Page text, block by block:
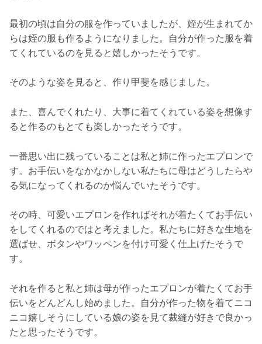
最初の頃は自分の服を作っていましたが、姪が生まれてか
らは姪の服も作るようになりました。自分が作った服を着
てくれているのを見ると嬉しかったそうです。
そのような姿を見ると、作り甲斐を感じました。
また、喜んでくれたり、大事に着てくれている姿を想像す
ると作るのもとても楽しかったそうです。
一番思い出に残っていることは私と姉に作ったエプロンで
す。お手伝いをなかなかしない私たちに母はどうしたらや
る気になってくれるのか悩んでいたそうです。
その時、可愛いエプロンを作ればそれが着たくてお手伝い
をしてくれるのではと考えました。私たちに好きな生地を
選ばせ、ボタンやワッペンを付け可愛く仕上げたそうで
す。
それを作ると私と姉は母が作ったエプロンが着たくてお手
伝いをどんどんし始めました。自分が作った物を着てニコ
ニコ嬉しそうにしている娘の姿を見て裁縫が好きで良かっ
たと思ったそうです。